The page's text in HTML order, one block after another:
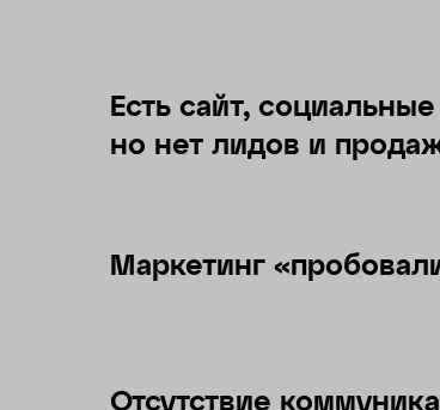
Есть сайт,
но нет лидов и
Маркетинг
Отсутствие